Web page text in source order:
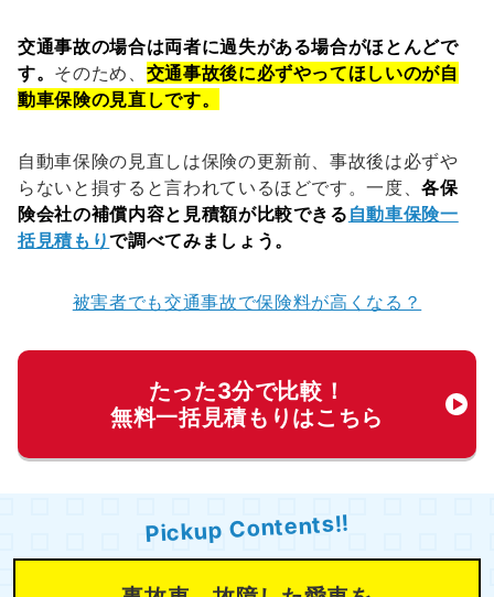
交通事故の場合は両者に過失がある場合がほとんどで
す。 そのため、 交通事故後に必ずやってほしいのが自
動車保険の見直しです。
自動車保険の見直しは保険の更新前、事故後は必ずや
らないと損すると言われているほどです。一度、各保
険会社の補償内容と見積額が比較できる 自動車保険一
括見積もりで調べてみましょう。
被害者でも交通事故で保険料が高くなる？
たった3分で比較！
無料一括見積もりはこちら
Pickup Contents!!